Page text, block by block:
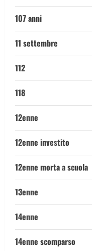
107 anni
11 settembre
112
118
12enne
12enne investito
12enne morta a scuola
13enne
14enne
14enne scomparso